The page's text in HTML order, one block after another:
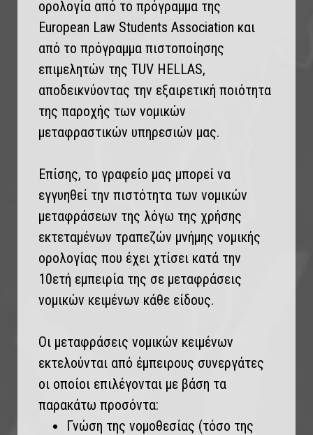
ορολογία από το πρόγραμμα της
European Law Students Association και
από το πρόγραμμα πιστοποίησης
επιμελητών της TUV HELLAS,
αποδεικνύοντας την εξαιρετική ποιότητα
της παροχής των νομικών
μεταφραστικών υπηρεσιών μας.
Επίσης, το γραφείο μας μπορεί να
εγγυηθεί την πιστότητα των νομικών
μεταφράσεων της λόγω της χρήσης
εκτεταμένων τραπεζών μνήμης νομικής
ορολογίας που έχει χτίσει κατά την
10ετή εμπειρία της σε μεταφράσεις
νομικών κειμένων κάθε είδους.
Οι μεταφράσεις νομικών κειμένων
εκτελούνται από έμπειρους συνεργάτες
οι οποίοι επιλέγονται με βάση τα
παρακάτω προσόντα:
Γνώση της νομοθεσίας (τόσο της